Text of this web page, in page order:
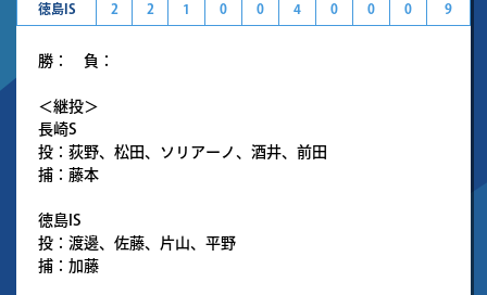
徳島IS 2 2 1 0 0 4 0 0 0 9
勝： 負：
＜継投＞
長崎S
投：荻野、松田、ソリアーノ、酒井、前田
捕：藤本
徳島IS
投：渡邊、佐藤、片山、平野
捕：加藤